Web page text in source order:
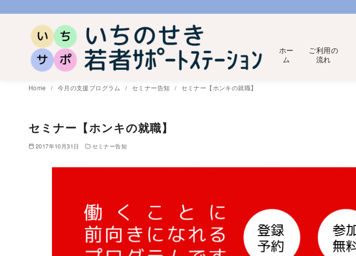
ホー
ム
ご利用の
流れ
Home 今月の支援プログラム セミナー告知 セミナー【ホンキの就職】
セミナー【ホンキの就職】
2017年10月31日 セミナー告知